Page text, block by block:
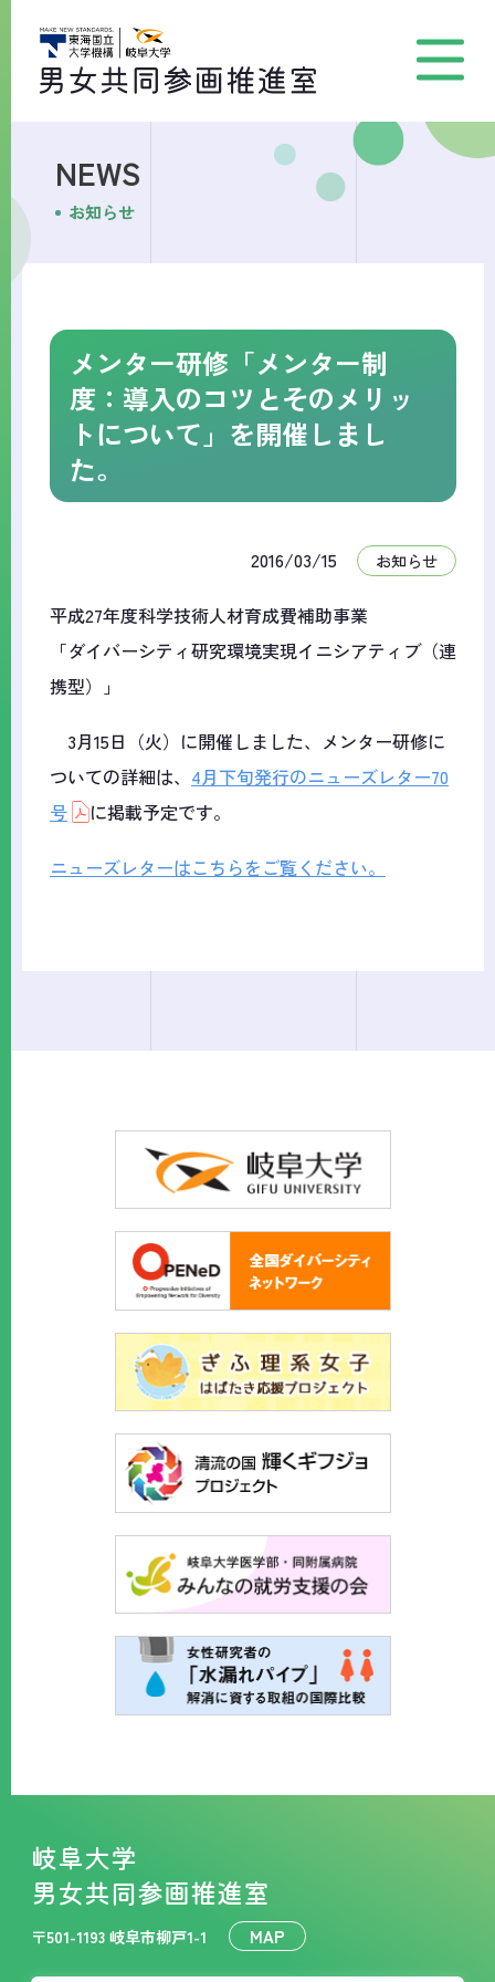
NEWS
お知らせ
メンター研修「メンター制
度：導入のコツとそのメリッ
トについて」を開催しまし
た。
2016/03/15 お知らせ
平成27年度科学技術人材育成費補助事業
「ダイバーシティ研究環境実現イニシアティブ（連
携型）」
3月15日（火）に開催しました、メンター研修に
ついての詳細は、 4月下旬発行のニューズレター70
号
に掲載予定です。
ニューズレターはこちらをご覧ください。
岐阜大学
男女共同参画推進室
〒501-1193 岐阜市柳戸1-1 MAP